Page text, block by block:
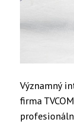
Významný
firma